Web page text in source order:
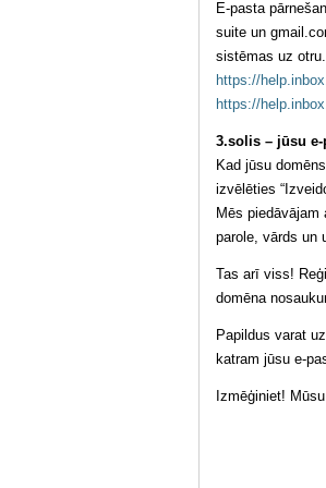
E-pasta
suite un
sistēmas uz otru.
https://
https://
3.solis – jūsu e-
Kad jūsu
izvēlēties
Mēs
parole, vārds un
Tas arī viss!
domēna
Papildus varat
katram jūsu e-
Izmēģiniet!